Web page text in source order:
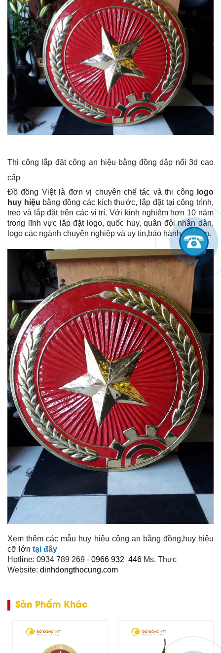
Thi công lắp đặt công an hiệu bằng đồng dập nổi 3d cao
cấp
Đồ đồng Việt là đơn vị chuyên chế tác và thi công
logo
huy hiệu bằng đồng các kích thước, lắp đặt tại công trình,
treo và lắp đặt trên các vị trí. Với kinh nghiệm hơn 10 năm
trong lĩnh vực lắp đặt logo, quốc huy, quân đội nhân dân,
logo các ngành chuyên nghiệp và uy tín,bảo hành dài hạn.
Xem thêm các mẫu huy hiệu công an bằng đồng,huy hiệu
cỡ lớn tại đây
Hotline: 0934 789 269 - 0966 932 446 Ms. Thực
Website: dinhdongthocung.com
Sản Phẩm Khác